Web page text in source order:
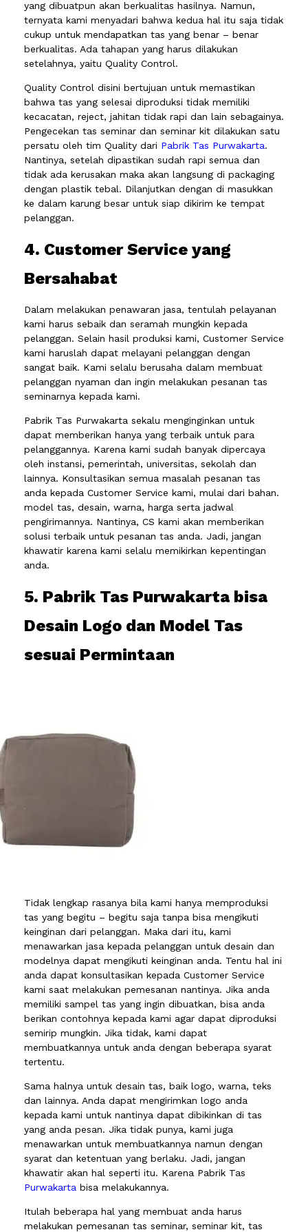
yang dibuatpun akan berkualitas hasilnya. Namun,
ternyata kami menyadari bahwa kedua hal itu saja tidak
cukup untuk mendapatkan tas yang benar – benar
berkualitas. Ada tahapan yang harus dilakukan
setelahnya, yaitu Quality Control.
Quality Control disini bertujuan untuk memastikan
bahwa tas yang selesai diproduksi tidak memiliki
kecacatan, reject, jahitan tidak rapi dan lain sebagainya.
Pengecekan tas seminar dan seminar kit dilakukan satu
persatu oleh tim Quality dari Pabrik Tas Purwakarta.
Nantinya, setelah dipastikan sudah rapi semua dan
tidak ada kerusakan maka akan langsung di packaging
dengan plastik tebal. Dilanjutkan dengan di masukkan
ke dalam karung besar untuk siap dikirim ke tempat
pelanggan.
4. Customer Service yang
Bersahabat
Dalam melakukan penawaran jasa, tentulah pelayanan
kami harus sebaik dan seramah mungkin kepada
pelanggan. Selain hasil produksi kami, Customer Service
kami haruslah dapat melayani pelanggan dengan
sangat baik. Kami selalu berusaha dalam membuat
pelanggan nyaman dan ingin melakukan pesanan tas
seminarnya kepada kami.
Pabrik Tas Purwakarta sekalu menginginkan untuk
dapat memberikan hanya yang terbaik untuk para
pelanggannya. Karena kami sudah banyak dipercaya
oleh instansi, pemerintah, universitas, sekolah dan
lainnya. Konsultasikan semua masalah pesanan tas
anda kepada Customer Service kami, mulai dari bahan.
model tas, desain, warna, harga serta jadwal
pengirimannya. Nantinya, CS kami akan memberikan
solusi terbaik untuk pesanan tas anda. Jadi, jangan
khawatir karena kami selalu memikirkan kepentingan
anda.
5. Pabrik Tas Purwakarta bisa
Desain Logo dan Model Tas
sesuai Permintaan
Tidak lengkap rasanya bila kami hanya memproduksi
tas yang begitu – begitu saja tanpa bisa mengikuti
keinginan dari pelanggan. Maka dari itu, kami
menawarkan jasa kepada pelanggan untuk desain dan
modelnya dapat mengikuti keinginan anda. Tentu hal ini
anda dapat konsultasikan kepada Customer Service
kami saat melakukan pemesanan nantinya. Jika anda
memiliki sampel tas yang ingin dibuatkan, bisa anda
berikan contohnya kepada kami agar dapat diproduksi
semirip mungkin. Jika tidak, kami dapat
membuatkannya untuk anda dengan beberapa syarat
tertentu.
Sama halnya untuk desain tas, baik logo, warna, teks
dan lainnya. Anda dapat mengirimkan logo anda
kepada kami untuk nantinya dapat dibikinkan di tas
yang anda pesan. Jika tidak punya, kami juga
menawarkan untuk membuatkannya namun dengan
syarat dan ketentuan yang berlaku. Jadi, jangan
khawatir akan hal seperti itu. Karena Pabrik Tas
Purwakarta bisa melakukannya.
Itulah beberapa hal yang membuat anda harus
melakukan pemesanan tas seminar, seminar kit, tas